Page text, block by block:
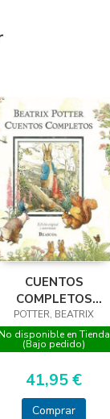
CUENTOS
COMPLETOS
BEATRIX POTTER -
CAST
POTTER, BEATRIX
No disponible en Tienda
(Bajo pedido)
41,95 €
Comprar